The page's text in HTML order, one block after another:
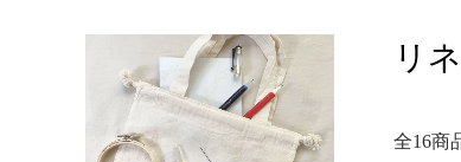
リ
全16商